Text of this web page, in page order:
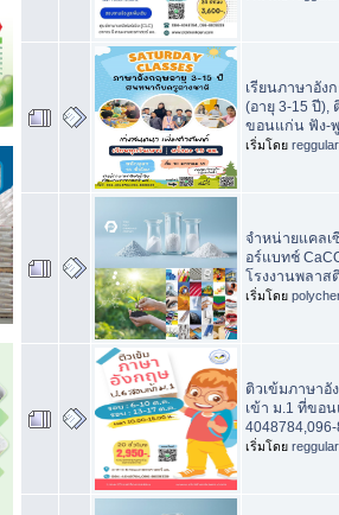
เรียนภาษาอัง
(อายุ 3-15 ปี),
ขอนแก่น ฟัง-
เริ่มโดย
จำหน่ายแคลเ
อร์แบทช์
โรงงานพลาส
เริ่มโดย
ติวเข้มภาษาอั
เข้า ม.1 ที่ขอ
เริ่มโดย